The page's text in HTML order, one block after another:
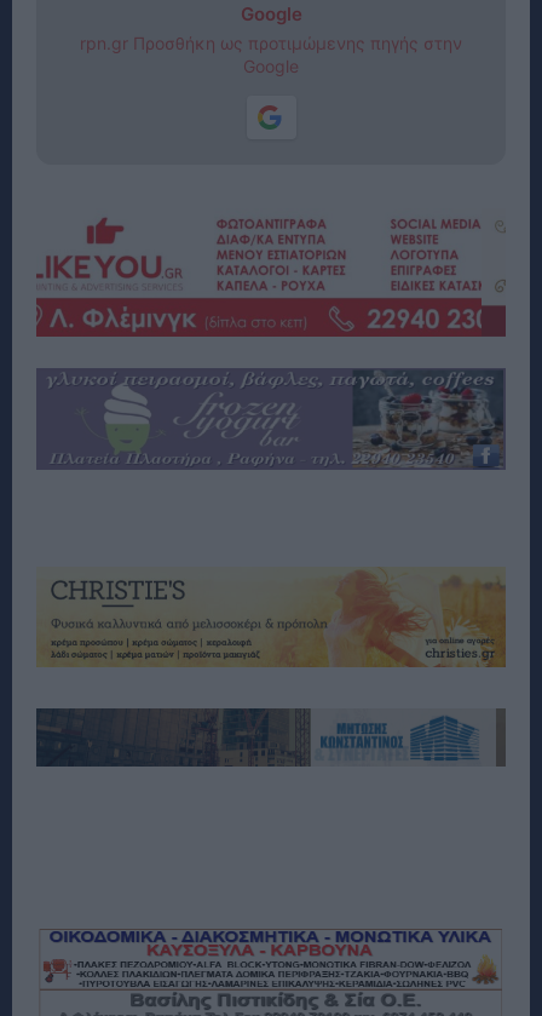
Google
rpn.gr Προσθήκη ως προτιμώμενης πηγής στην
Google